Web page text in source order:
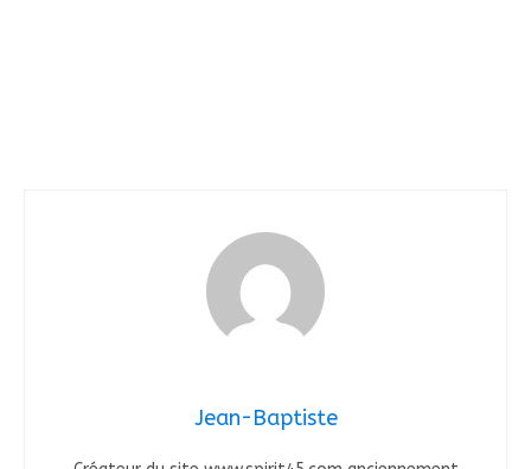
Jean-Baptiste